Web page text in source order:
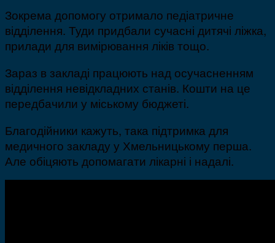
Зокрема допомогу отримало педіатричне
відділення. Туди придбали сучасні дитячі ліжка,
прилади для вимірювання ліків тощо.
Зараз в закладі працюють над осучасненням
відділення невідкладних станів. Кошти на це
передбачили у міському бюджеті.
Благодійники кажуть, така підтримка для
медичного закладу у Хмельницькому перша.
Але обіцяють допомагати лікарні і надалі.